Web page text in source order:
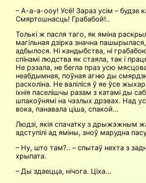
– А-а-а-ооу! Усё! Зараз усім – будзе
Смяртошнасць! Грабабой!..
Толькі ж пасля таго, як яміна
магільная дзірка значна пашырылася,
адбылося. Ні кандыбства, ні
спінамі людства як стаяла, так і
Не рэзала, не бегла праз усю
неабдымная, поўная агню ды
расколіна. Не валіліся ў яе ўсе
іхнія паселішчы разам з катамі ды
шпакоўнямі на чэзлых дрэвах. Над
вока, панавала ціша, спакой…
Людзі, якія спачатку з дрыжэжным
адступілі ад яміны, зноў марудна
– Ну, што там?.. – спытаў нехта з
хрыпата.
– Ды здаецца, нічога. Ціха…